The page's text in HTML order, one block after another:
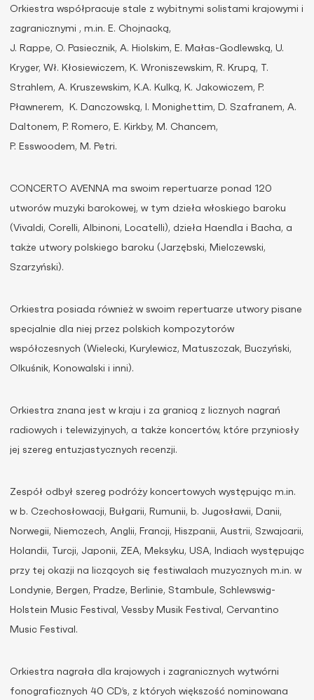
Orkiestra współpracuje stale z wybitnymi solistami krajowymi i
zagranicznymi , m.in. E. Chojnacką,
J. Rappe, O. Pasiecznik, A. Hiolskim, E. Małas-Godlewską, U.
Kryger, Wł. Kłosiewiczem, K. Wroniszewskim, R. Krupą, T.
Strahlem, A. Kruszewskim, K.A. Kulką, K. Jakowiczem, P.
Pławnerem, K. Danczowską, I. Monighettim, D. Szafranem, A.
Daltonem, P. Romero, E. Kirkby, M. Chancem,
P. Esswoodem, M. Petri.
CONCERTO AVENNA ma swoim repertuarze ponad 120
utworów muzyki barokowej, w tym dzieła włoskiego baroku
(Vivaldi, Corelli, Albinoni, Locatelli), dzieła Haendla i Bacha, a
także utwory polskiego baroku (Jarzębski, Mielczewski,
Szarzyński).
Orkiestra posiada również w swoim repertuarze utwory pisane
specjalnie dla niej przez polskich kompozytorów
współczesnych (Wielecki, Kurylewicz, Matuszczak, Buczyński,
Olkuśnik, Konowalski i inni).
Orkiestra znana jest w kraju i za granicą z licznych nagrań
radiowych i telewizyjnych, a także koncertów, które przyniosły
jej szereg entuzjastycznych recenzji.
Zespół odbył szereg podróży koncertowych występując m.in.
w b. Czechosłowacji, Bułgarii, Rumunii, b. Jugosławii, Danii,
Norwegii, Niemczech, Anglii, Francji, Hiszpanii, Austrii, Szwajcarii,
Holandii, Turcji, Japonii, ZEA, Meksyku, USA, Indiach występując
przy tej okazji na liczących się festiwalach muzycznych m.in. w
Londynie, Bergen, Pradze, Berlinie, Stambule, Schlewswig-
Holstein Music Festival, Vessby Musik Festival, Cervantino
Music Festival.
Orkiestra nagrała dla krajowych i zagranicznych wytwórni
fonograficznych 40 CD’s, z których większość nominowana